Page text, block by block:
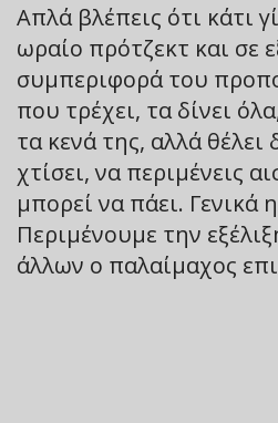
Απλά βλέπεις ότι κάτι
ωραίο πρότζεκτ και σε
συμπεριφορά του
που τρέχει, τα δίνει
τα κενά της, αλλά θέλει
χτίσει, να περιμένεις
μπορεί να πάει. Γενικά
Περιμένουμε την
άλλων ο παλαίμαχος